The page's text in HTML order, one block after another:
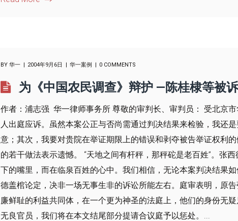
BY 华一 2004年9月6日 华一案例 0 COMMENTS
为《中国农民调查》辩护 —陈桂棣等被
作者：浦志强 华一律师事务所 尊敬的审判长、审判员： 受北京
人出庭应诉。虽然本案公正与否尚需通过判决结果来检验，我还
意；其次，我要对贵院在举证期限上的错误和剥夺被告举证权利
的若干做法表示遗憾。 “天地之间有杆秤，那秤砣是老百姓”。张
下的嘴里，而在临泉百姓的心中。我们相信，无论本案判决结果
德盖棺论定，决非一场无事生非的诉讼所能左右。庭审表明，原
廉鲜耻的利益共同体，在一个更为神圣的法庭上，他们的身份无
无良官员，我们将在本文结尾部分提请合议庭予以惩处。...